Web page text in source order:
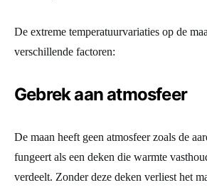
De extreme temperatuurvariaties op de
verschillende factoren:
Gebrek aan atmosfeer
De maan heeft geen atmosfeer zoals de
fungeert als een deken die warmte
verdeelt. Zonder deze deken verliest het